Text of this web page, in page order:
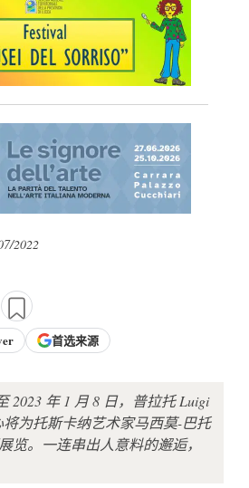
2022
首选来源
2023 年 1 月 8 日，普拉托 Luigi
将为托斯卡纳艺术家马西莫-巴托
览。一连串出人意料的邂逅，